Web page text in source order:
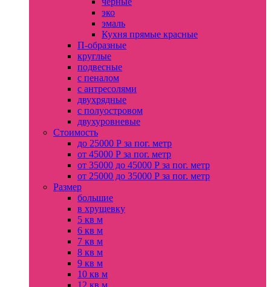
эко
эмаль
Кухня прямые красные
П-образные
круглые
подвесные
с пеналом
с антресолями
двухрядные
с полуостровом
двухуровневые
Стоимость
до 25000 Р за пог. метр
от 45000 Р за пог. метр
от 35000 до 45000 Р за пог. метр
от 25000 до 35000 Р за пог. метр
Размер
большие
в хрущевку
5 кв м
6 кв м
7 кв м
8 кв м
9 кв м
10 кв м
12 кв м